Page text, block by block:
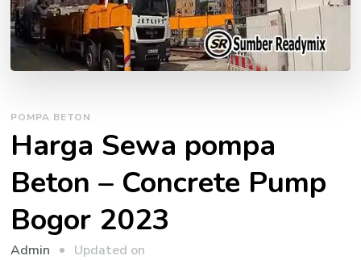
POMPA BETON
Harga Sewa pompa
Beton – Concrete Pump
Bogor 2023
Admin Updated on